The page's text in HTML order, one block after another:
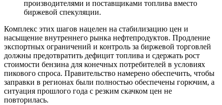
производителями и поставщиками топлива вместо
биржевой спекуляции.
Комплекс этих шагов нацелен на стабилизацию цен и
насыщение внутреннего рынка нефтепродуктов. Продление
экспортных ограничений и контроль за биржевой торговлей
должны предотвратить дефицит топлива и сдержать рост
стоимости бензина для конечных потребителей в условиях
пикового спроса. Правительство намерено обеспечить, чтобы
заправки в регионах были полностью обеспечены горючим, а
ситуация прошлого года с резким скачком цен не
повторилась.